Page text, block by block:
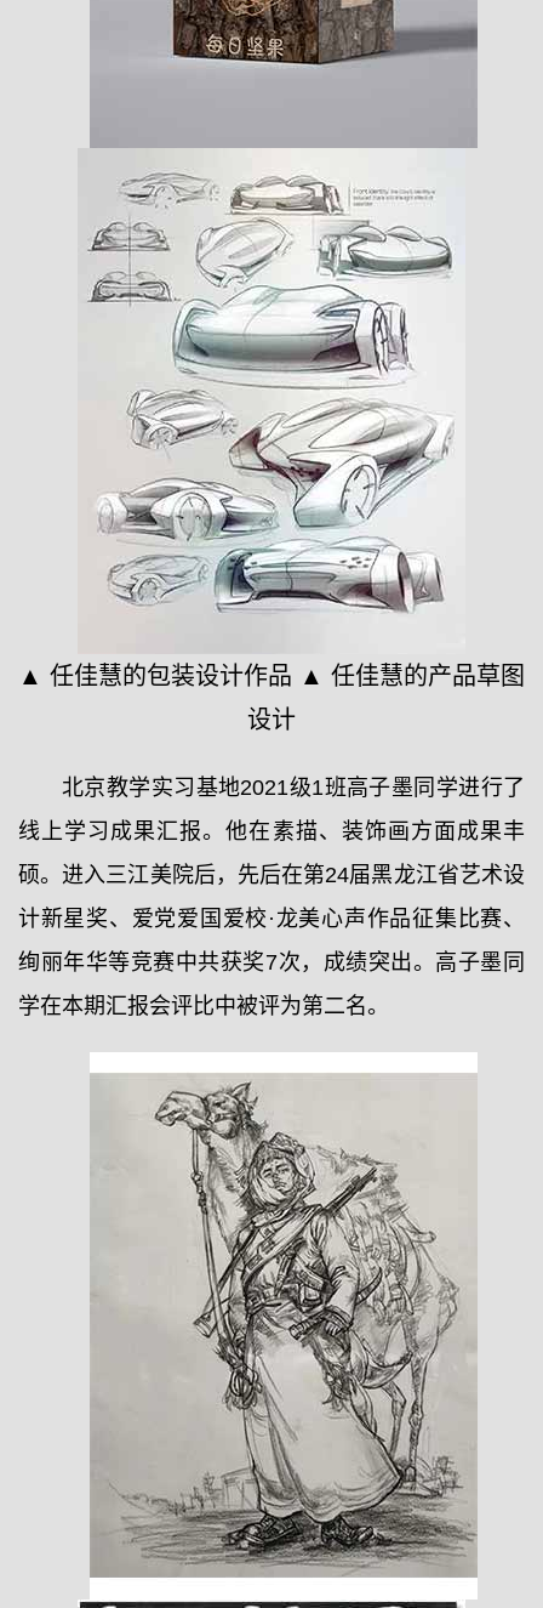
▲ 任佳慧的包装设计作品 ▲ 任佳慧的产品草图
设计
北京教学实习基地2021级1班高子墨同学进行了
线上学习成果汇报。他在素描、装饰画方面成果丰
硕。进入三江美院后，先后在第24届黑龙江省艺术设
计新星奖、爱党爱国爱校·龙美心声作品征集比赛、
绚丽年华等竞赛中共获奖7次，成绩突出。高子墨同
学在本期汇报会评比中被评为第二名。